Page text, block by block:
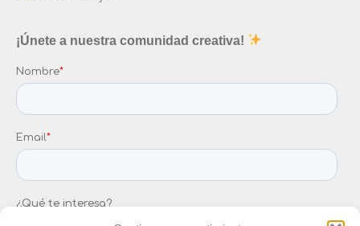
¡Únete a nuestra comunidad creativa!